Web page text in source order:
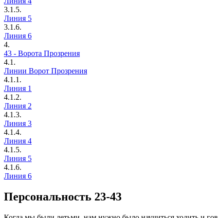
3.1.5.
Линия 5
3.1.6.
Линия 6
4.
43 - Ворота Прозрения
4.1.
Линии Ворот Прозрения
4.1.1.
Линия 1
4.1.2.
Линия 2
4.1.3.
Линия 3
4.1.4.
Линия 4
4.1.5.
Линия 5
4.1.6.
Линия 6
Персональность 23-43